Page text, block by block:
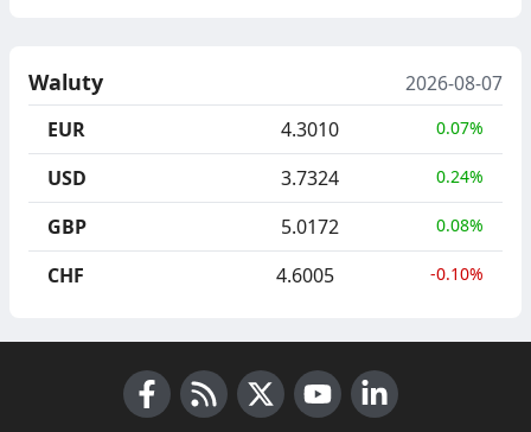
Waluty
2026-08-07
EUR
4.3010 0.07%
USD 3.7324 0.24%
GBP 5.0172 0.08%
CHF 4.6005 -0.10%